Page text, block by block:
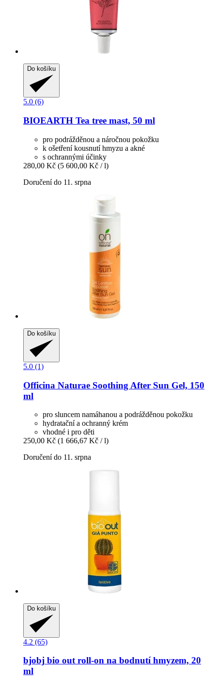
Do košíku
5.0 (6)
BIOEARTH Tea tree mast, 50 ml
pro podrážděnou a náročnou pokožku
k ošetření kousnutí hmyzu a akné
s ochrannými účinky
280,00 Kč (5 600,00 Kč / l)
Doručení do 11. srpna
Do košíku
5.0 (1)
Officina Naturae Soothing After Sun Gel, 150
ml
pro sluncem namáhanou a podrážděnou pokožku
hydratační a ochranný krém
vhodné i pro děti
250,00 Kč (1 666,67 Kč / l)
Doručení do 11. srpna
Do košíku
4.2 (65)
bjobj bio out roll-​on na bodnutí hmyzem, 20
ml